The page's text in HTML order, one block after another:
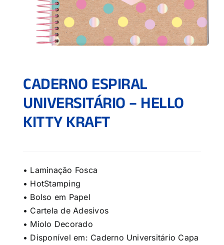
CADERNO ESPIRAL
UNIVERSITÁRIO – HELLO
KITTY KRAFT
• Laminação Fosca
• HotStamping
• Bolso em Papel
• Cartela de Adesivos
• Miolo Decorado
• Disponível em: Caderno Universitário Capa